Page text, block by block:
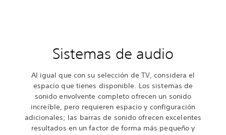
Sistemas de audio
Al igual que con su selección de TV, considera el
espacio que tienes disponible. Los sistemas de
sonido envolvente completo ofrecen un sonido
increíble, pero requieren espacio y configuración
adicionales; las barras de sonido ofrecen excelentes
resultados en un factor de forma más pequeño y